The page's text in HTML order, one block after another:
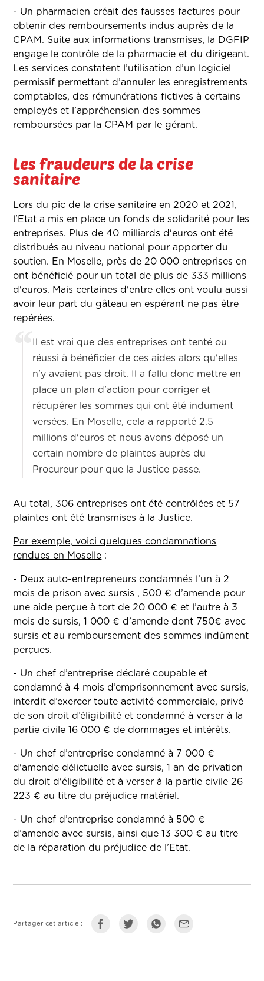
- Un pharmacien créait des fausses factures pour
obtenir des remboursements indus auprès de la
CPAM. Suite aux informations transmises, la DGFIP
engage le contrôle de la pharmacie et du dirigeant.
Les services constatent l’utilisation d’un logiciel
permissif permettant d’annuler les enregistrements
comptables, des rémunérations fictives à certains
employés et l’appréhension des sommes
remboursées par la CPAM par le gérant.
Les fraudeurs de la crise
sanitaire
Lors du pic de la crise sanitaire en 2020 et 2021,
l'Etat a mis en place un fonds de solidarité pour les
entreprises. Plus de 40 milliards d'euros ont été
distribués au niveau national pour apporter du
soutien. En Moselle, près de 20 000 entreprises en
ont bénéficié pour un total de plus de 333 millions
d'euros. Mais certaines d'entre elles ont voulu aussi
avoir leur part du gâteau en espérant ne pas être
repérées.
Il est vrai que des entreprises ont tenté ou
réussi à bénéficier de ces aides alors qu'elles
n'y avaient pas droit. Il a fallu donc mettre en
place un plan d'action pour corriger et
récupérer les sommes qui ont été indument
versées. En Moselle, cela a rapporté 2.5
millions d'euros et nous avons déposé un
certain nombre de plaintes auprès du
Procureur pour que la Justice passe.
Au total, 306 entreprises ont été contrôlées et 57
plaintes ont été transmises à la Justice.
Par exemple, voici quelques condamnations
rendues en Moselle :
- Deux auto-entrepreneurs condamnés l’un à 2
mois de prison avec sursis , 500 € d’amende pour
une aide perçue à tort de 20 000 € et l’autre à 3
mois de sursis, 1 000 € d’amende dont 750€ avec
sursis et au remboursement des sommes indûment
perçues.
- Un chef d’entreprise déclaré coupable et
condamné à 4 mois d’emprisonnement avec sursis,
interdit d’exercer toute activité commerciale, privé
de son droit d’éligibilité et condamné à verser à la
partie civile 16 000 € de dommages et intérêts.
- Un chef d’entreprise condamné à 7 000 €
d'amende délictuelle avec sursis, 1 an de privation
du droit d'éligibilité et à verser à la partie civile 26
223 € au titre du préjudice matériel.
- Un chef d’entreprise condamné à 500 €
d’amende avec sursis, ainsi que 13 300 € au titre
de la réparation du préjudice de l’Etat.
Partager cet article :